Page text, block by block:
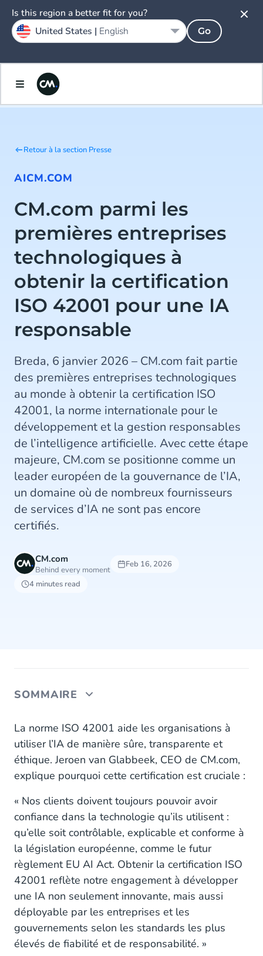
Retour à la section Presse
AICM.COM
CM.com parmi les
premières entreprises
technologiques à
obtenir la certification
ISO 42001 pour une IA
responsable
Breda, 6 janvier 2026 – CM.com fait partie
des premières entreprises technologiques
au monde à obtenir la certification ISO
42001, la norme internationale pour le
développement et la gestion responsables
de l’intelligence artificielle. Avec cette étape
majeure, CM.com se positionne comme un
leader européen de la gouvernance de l’IA,
un domaine où de nombreux fournisseurs
de services d’IA ne sont pas encore
certifiés.
CM.com
Behind every moment
Feb 16, 2026
4 minutes read
SOMMAIRE
Une IA certifiée, transparente et responsable
À propos de l’ISO 42001
À propos de CM.com
La norme ISO 42001 aide les organisations à
utiliser l’IA de manière sûre, transparente et
éthique. Jeroen van Glabbeek, CEO de CM.com,
explique pourquoi cette certification est cruciale :
« Nos clients doivent toujours pouvoir avoir
confiance dans la technologie qu’ils utilisent :
qu’elle soit contrôlable, explicable et conforme à
la législation européenne, comme le futur
règlement EU AI Act. Obtenir la certification ISO
42001 reflète notre engagement à développer
une IA non seulement innovante, mais aussi
déployable par les entreprises et les
gouvernements selon les standards les plus
élevés de fiabilité et de responsabilité. »
Is this region a better fit for you?
United States | English Go